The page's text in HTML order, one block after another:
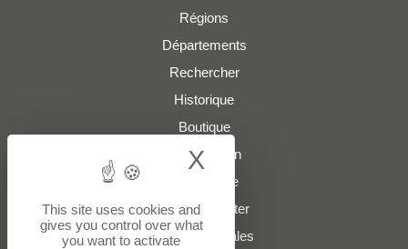
Régions
Départements
Rechercher
Historique
Boutique
Présentation
Plan du site
Nous contacter
Mentions légales
This site uses cookies and
gives you control over what
you want to activate
X Hide cookie